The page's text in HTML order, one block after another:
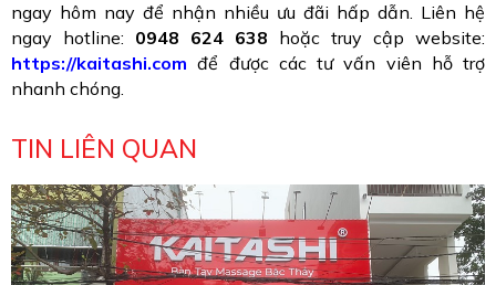
ngay hôm nay để nhận nhiều ưu đãi hấp dẫn. Liên hệ
ngay hotline: 0948 624 638 hoặc truy cập website:
https://kaitashi.com để được các tư vấn viên hỗ trợ
nhanh chóng.
TIN LIÊN QUAN